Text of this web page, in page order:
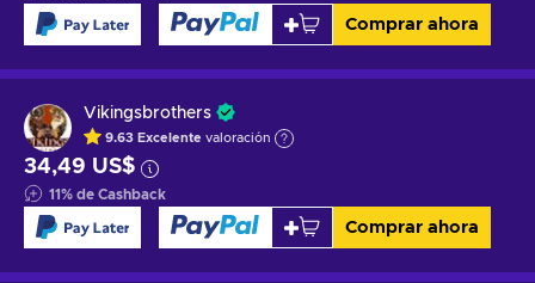
Comprar ahora
Vikingsbrothers
9.63 Excelente valoración
34,49 US$
11% de Cashback
Comprar ahora